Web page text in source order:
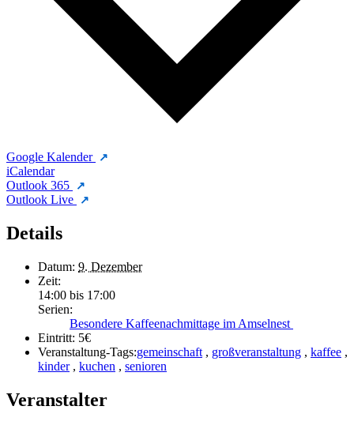
Google Kalender
iCalendar
Outlook 365
Outlook Live
Details
Datum: 9. Dezember
Zeit:
14:00 bis 17:00
Serien:
Besondere Kaffeenachmittage im Amselnest
Eintritt: 5€
Veranstaltung-Tags:gemeinschaft , großveranstaltung , kaffee ,
kinder , kuchen , senioren
Veranstalter